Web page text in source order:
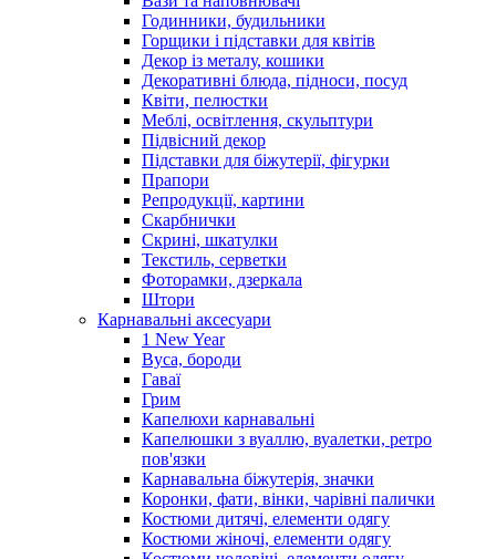
Годинники, будильники
Горщики і підставки для квітів
Декор із металу, кошики
Декоративні блюда, підноси, посуд
Квіти, пелюстки
Меблі, освітлення, скульптури
Підвісний декор
Підставки для біжутерії, фігурки
Прапори
Репродукції, картини
Скарбнички
Скрині, шкатулки
Текстиль, серветки
Фоторамки, дзеркала
Штори
Карнавальні аксесуари
1 New Year
Вуса, бороди
Гаваї
Грим
Капелюхи карнавальні
Капелюшки з вуаллю, вуалетки, ретро
пов'язки
Карнавальна біжутерія, значки
Коронки, фати, вінки, чарівні палички
Костюми дитячі, елементи одягу
Костюми жіночі, елементи одягу